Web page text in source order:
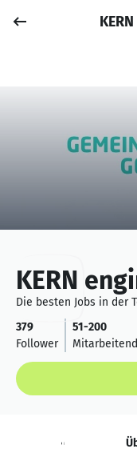
KERN
Die besten Jobs in der
379
Follower
51-200
Neuigkeiten